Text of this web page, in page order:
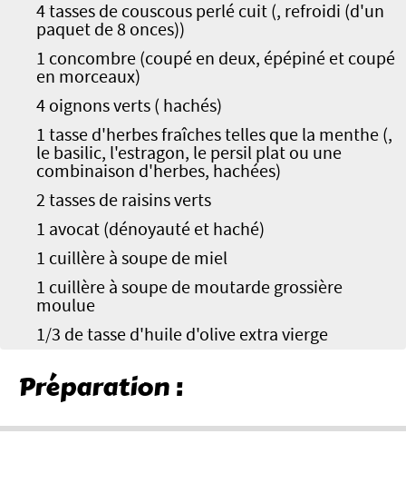
4 tasses de couscous perlé cuit (, refroidi (d'un
paquet de 8 onces))
1 concombre (coupé en deux, épépiné et coupé
en morceaux)
4 oignons verts ( hachés)
1 tasse d'herbes fraîches telles que la menthe (,
le basilic, l'estragon, le persil plat ou une
combinaison d'herbes, hachées)
2 tasses de raisins verts
1 avocat (dénoyauté et haché)
1 cuillère à soupe de miel
1 cuillère à soupe de moutarde grossière
moulue
1/3 de tasse d'huile d'olive extra vierge
Préparation :